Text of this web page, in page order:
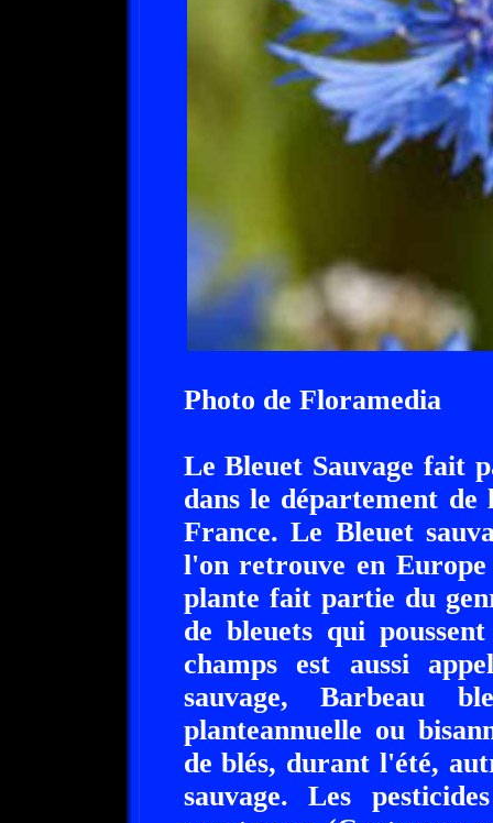
Photo de Floramedia
Le Bleuet Sauvage fait
dans le département
France. Le Bleuet
l'on retrouve en
plante fait partie du
de bleuets qui
champs est aussi
sauvage, Barbeau
planteannuelle ou
de blés, durant l'été,
sauvage. Les